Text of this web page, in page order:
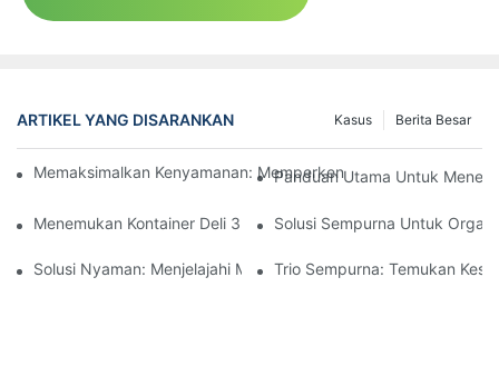
ARTIKEL YANG DISARANKAN Berita Besar
Kasus
Memaksimalkan Kenyamanan: Memperkenalkan Wadah Cerdik
Panduan Utama Untuk
Menemukan Kontainer Deli 32 Oz dengan Mudah di Dekat
Solusi Sempurna Untuk
Solusi Nyaman: Menjelajahi Manfaat Wadah Makanan Tiga
Trio Sempurna: Temukan